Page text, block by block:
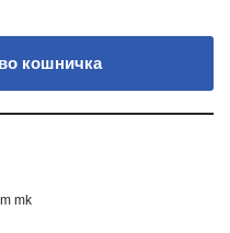
кошничка
mk